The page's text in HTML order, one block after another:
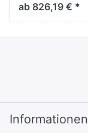
ab 826,19 € *
Informationen